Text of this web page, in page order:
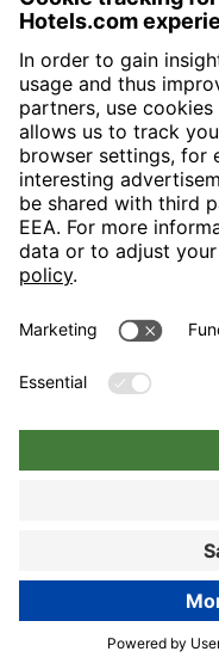
All reviews
Customer Alliance